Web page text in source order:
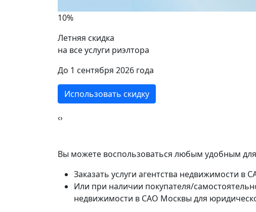
10%
Летняя скидка
на все услуги риэлтора
До 1 сентября 2026 года
Использовать скидку
‹›
Вы можете воспользоваться любым удобным
Заказать услуги агентства недвижимости в
Или при наличии покупателя/
недвижимости в САО Москвы для
Селигерская
2 комнат